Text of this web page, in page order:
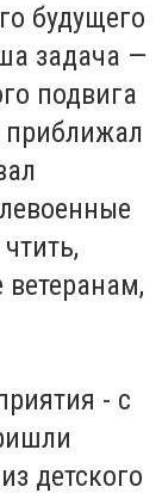
будущего
задача —
подвига
приближал
- с
детского